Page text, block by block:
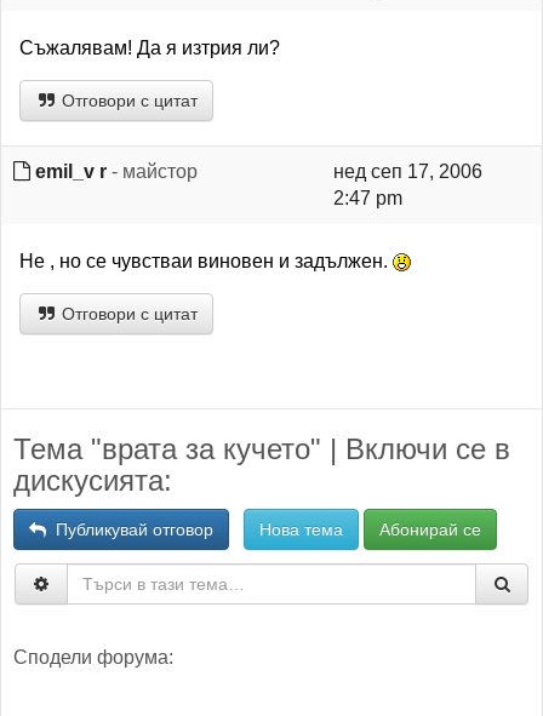
Съжалявам! Да я изтрия ли?
Отговори с цитат
emil_v r - майстор
нед сеп 17, 2006
2:47 pm
Не , но се чувстваи виновен и задължен.
Отговори с цитат
Тема "врата за кучето" | Включи се в
дискусията:
Публикувай отговор Нова тема Абонирай се
Сподели форума: